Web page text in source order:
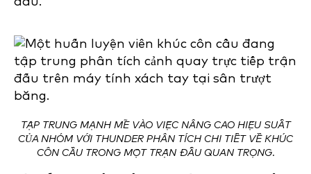
TẬP TRUNG MẠNH MẼ VÀO VIỆC NÂNG CAO HIỆU SUẤT
CỦA NHÓM VỚI THUNDER PHÂN TÍCH CHI TIẾT VỀ KHÚC
CÔN CẦU TRONG MỘT TRẬN ĐẤU QUAN TRỌNG.